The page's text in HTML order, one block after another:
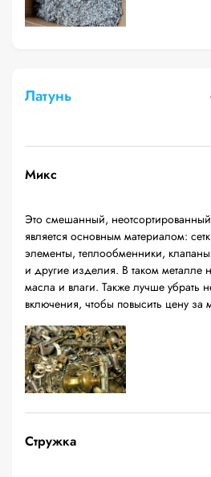
Латунь
Микс
Это смешанный,
является основным материалом:
элементы, теплообменники,
и другие изделия. В таком металле
масла и влаги. Также лучше убрать
включения, чтобы повысить цену за
Стружка